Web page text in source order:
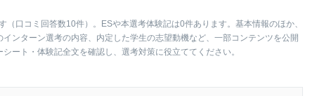
口コミ回答数10件）。ESや本選考体験記は0件あります。基本情報のほか、
ンターン選考の内容、内定した学生の志望動機など、一部コンテンツを公開
ート・体験記全文を確認し、選考対策に役立ててください。